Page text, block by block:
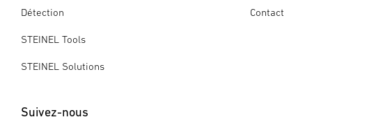
Détection
STEINEL Tools
STEINEL Solutions
Contact
Suivez-nous